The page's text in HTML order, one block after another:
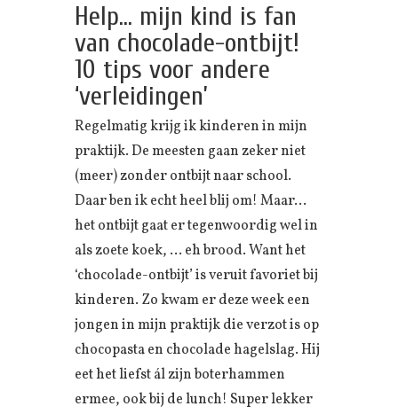
Help… mijn kind is fan
van chocolade-ontbijt!
10 tips voor andere
‘verleidingen’
Regelmatig krijg ik kinderen in mijn
praktijk. De meesten gaan zeker niet
(meer) zonder ontbijt naar school.
Daar ben ik echt heel blij om! Maar…
het ontbijt gaat er tegenwoordig wel in
als zoete koek, … eh brood. Want het
‘chocolade-ontbijt’ is veruit favoriet bij
kinderen. Zo kwam er deze week een
jongen in mijn praktijk die verzot is op
chocopasta en chocolade hagelslag. Hij
eet het liefst ál zijn boterhammen
ermee, ook bij de lunch! Super lekker